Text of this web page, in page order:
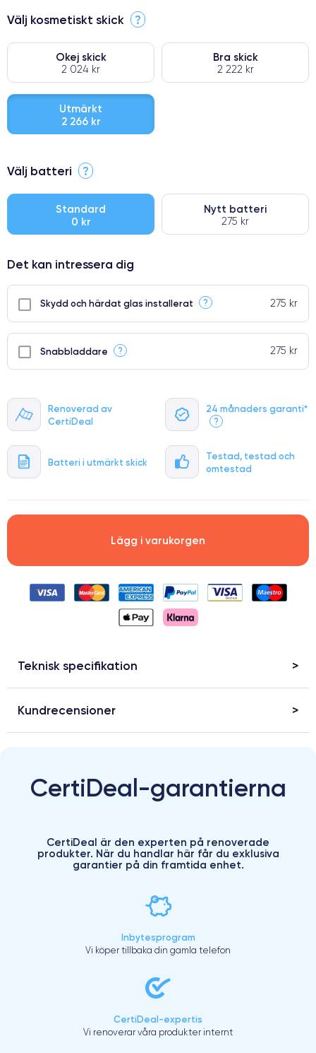
Renoverad av
CertiDeal
24 månaders garanti*
?
Batteri i utmärkt skick
Testad, testad och
omtestad
Välj kosmetiskt skick ?
Okej skick
2 024 kr
Bra skick
2 222 kr
Utmärkt
2 266 kr
⭐ Premium
● Oklanderlig kvalitetsskärm
● Endast 5% av våra telefoner har premiumklassning
Välj batteri ?
Standard
0 kr
Nytt batteri
275 kr
Det kan intressera dig
Skydd och härdat glas installerat ? 275 kr
Snabbladdare ? 275 kr
Lägg i varukorgen
Teknisk specifikation
Kundrecensioner
CertiDeal-garantierna
CertiDeal är den experten på renoverade
produkter. När du handlar här får du exklusiva
garantier på din framtida enhet.
Inbytesprogram
Vi köper tillbaka din gamla telefon
CertiDeal-expertis
Vi renoverar våra produkter internt